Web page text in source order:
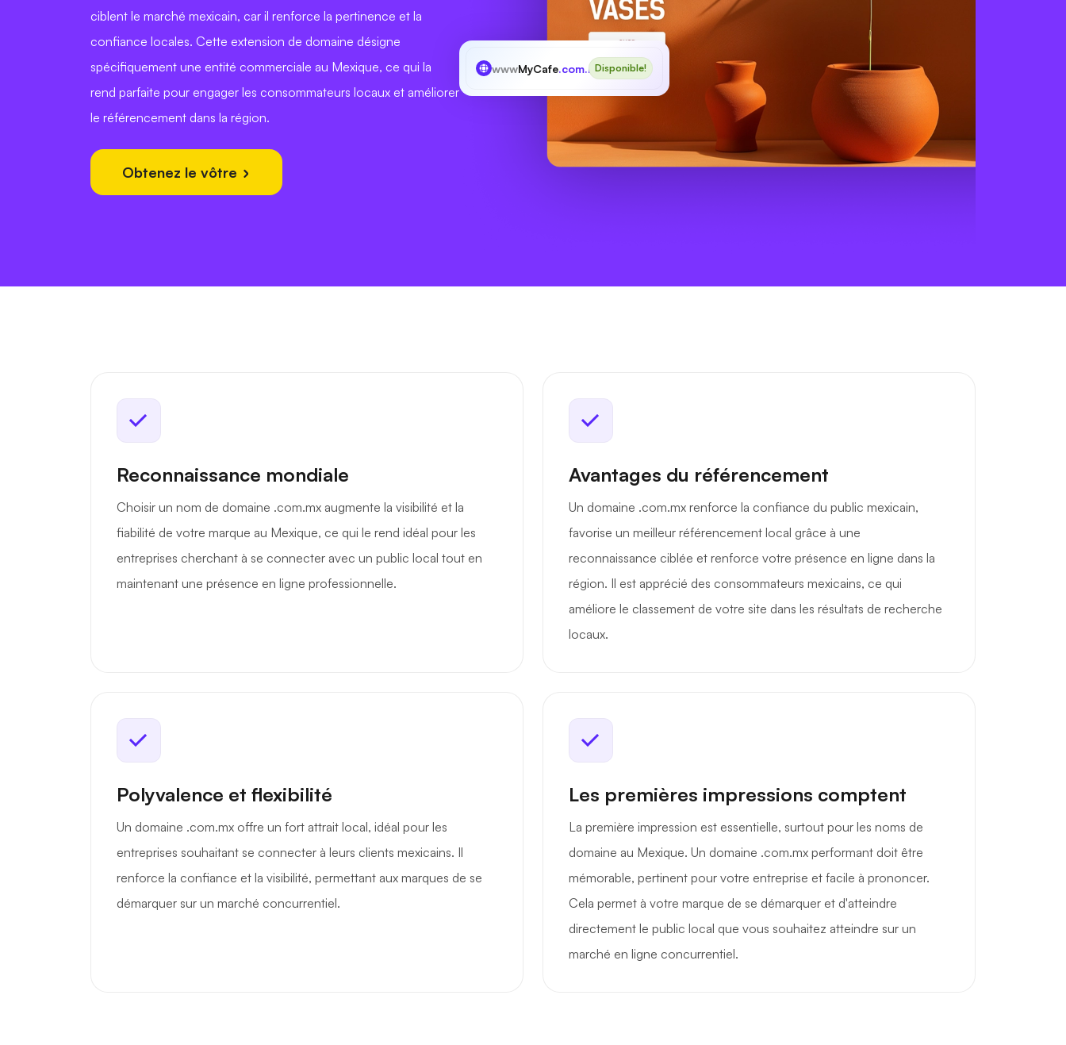
ciblent le marché mexicain, car il renforce la pertinence et la
confiance locales. Cette extension de domaine désigne
spécifiquement une entité commerciale au Mexique, ce qui la
rend parfaite pour engager les consommateurs locaux et améliorer
le référencement dans la région.
Obtenez le vôtre
wwwMyCafe.com.mxDisponible!
Reconnaissance mondiale
Choisir un nom de domaine .com.mx augmente la visibilité et la
fiabilité de votre marque au Mexique, ce qui le rend idéal pour les
entreprises cherchant à se connecter avec un public local tout en
maintenant une présence en ligne professionnelle.
Avantages du référencement
Un domaine .com.mx renforce la confiance du public mexicain,
favorise un meilleur référencement local grâce à une
reconnaissance ciblée et renforce votre présence en ligne dans la
région. Il est apprécié des consommateurs mexicains, ce qui
améliore le classement de votre site dans les résultats de recherche
locaux.
Polyvalence et flexibilité
Un domaine .com.mx offre un fort attrait local, idéal pour les
entreprises souhaitant se connecter à leurs clients mexicains. Il
renforce la confiance et la visibilité, permettant aux marques de se
démarquer sur un marché concurrentiel.
Les premières impressions comptent
La première impression est essentielle, surtout pour les noms de
domaine au Mexique. Un domaine .com.mx performant doit être
mémorable, pertinent pour votre entreprise et facile à prononcer.
Cela permet à votre marque de se démarquer et d'atteindre
directement le public local que vous souhaitez atteindre sur un
marché en ligne concurrentiel.